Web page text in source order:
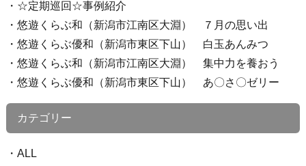
☆定期巡回☆事例紹介
悠遊くらぶ和（新潟市江南区大淵） ７月の思い出
悠遊くらぶ優和（新潟市東区下山） 白玉あんみつ
悠遊くらぶ和（新潟市江南区大淵） 集中力を養おう
悠遊くらぶ優和（新潟市東区下山） あ〇さ〇ゼリー
カテゴリー
ALL